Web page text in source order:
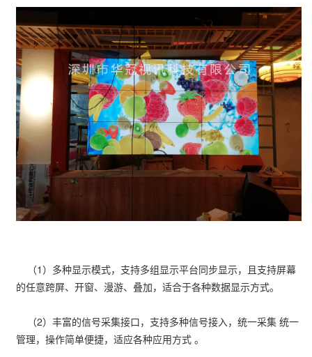
（1）多种显示模式，支持多组显示平台同步显示，且支持屏幕
的任意跨屏、开窗、漫游、叠加，适合于各种数据显示方式。
（2）丰富的信号采集接口，支持多种信号接入，统一采集 统一
管理，操作简单便捷，适应各种应用方式 。